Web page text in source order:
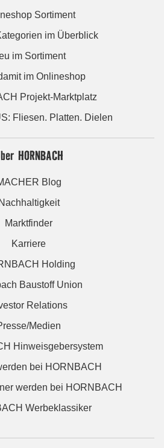
Sortiment
im Überblick
im Sortiment
im Onlineshop
Projekt-Marktplatz
Fliesen. Platten. Dielen
HORNBACH
Blog
Nachhaltigkeit
Marktfinder
Karriere
Holding
Baustoff Union
Relations
Medien
Hinweisgebersystem
bei HORNBACH
werden bei HORNBACH
Werbeklassiker